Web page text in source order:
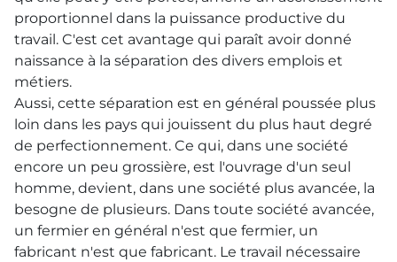
proportionnel dans la puissance productive du
travail. C'est cet avantage qui paraît avoir donné
naissance à la séparation des divers emplois et
métiers.
Aussi, cette séparation est en général poussée plus
loin dans les pays qui jouissent du plus haut degré
de perfectionnement. Ce qui, dans une société
encore un peu grossière, est l'ouvrage d'un seul
homme, devient, dans une société plus avancée, la
besogne de plusieurs. Dans toute société avancée,
un fermier en général n'est que fermier, un
fabricant n'est que fabricant. Le travail nécessaire